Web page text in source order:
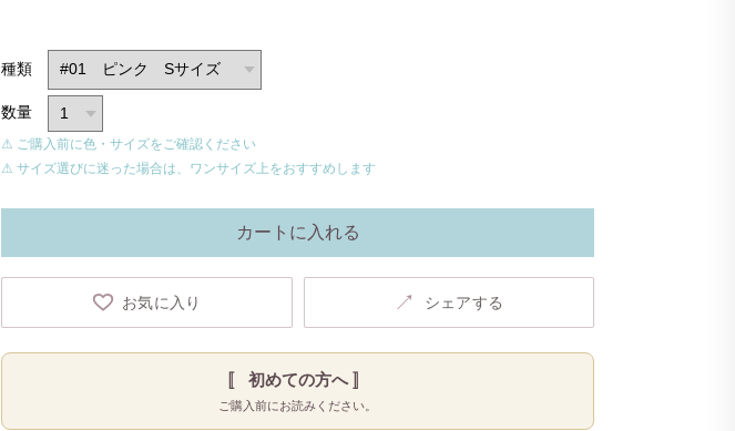
種類
数量
⚠ ご購入前に色・サイズをご確認ください
⚠ サイズ選びに迷った場合は、ワンサイズ上をおすすめします
カートに入れる
お気に入り ↗ シェアする
〚 初めての方へ 〛
ご購入前にお読みください。